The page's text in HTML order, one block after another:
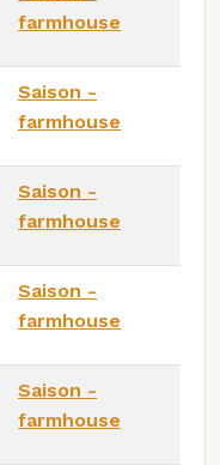
farmhouse
Saison -
farmhouse
Saison -
farmhouse
Saison -
farmhouse
Saison -
farmhouse